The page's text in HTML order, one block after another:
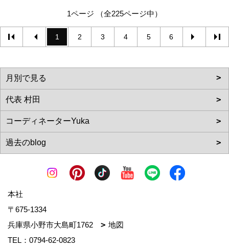
1ページ （全225ページ中）
1 2 3 4 5 6
本社
〒675-1334
兵庫県小野市大島町1762
地図
TEL： 0794-62-0823